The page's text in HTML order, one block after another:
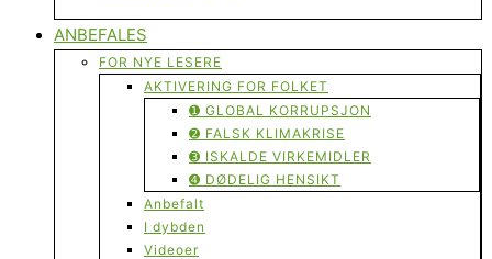
ANBEFALES
FOR NYE LESERE
AKTIVERING FOR FOLKET
➊ GLOBAL KORRUPSJON
➋ FALSK KLIMAKRISE
➌ ISKALDE VIRKEMIDLER
➍ DØDELIG HENSIKT
Anbefalt
I dybden
Videoer